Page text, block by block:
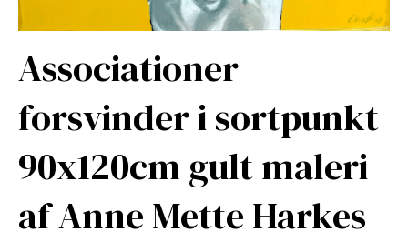
Associationer
forsvinder i sortpunkt
90x120cm gult maleri
af Anne Mette Harkes